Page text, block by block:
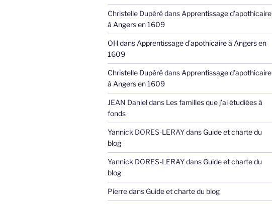
Christelle Dupérédans Apprentissage d’apothicaire
à Angers en 1609
OH dans Apprentissage d’apothicaire à Angers en
1609
Christelle Dupérédans Apprentissage d’apothicaire
à Angers en 1609
JEAN Danieldans Les familles que j’ai étudiées à
fonds
Yannick DORES-LERAYdans Guide et charte du
blog
Yannick DORES-LERAYdans Guide et charte du
blog
Pierredans Guide et charte du blog